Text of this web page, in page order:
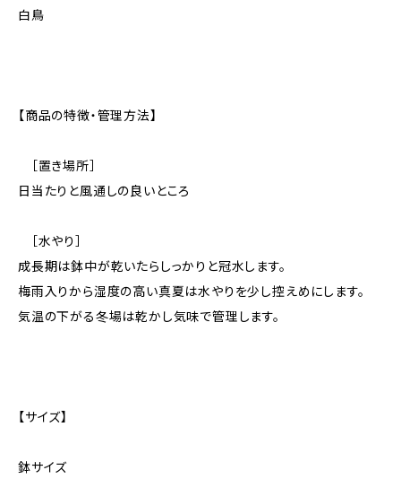
白鳥
【商品の特徴・管理方法】
［置き場所］
日当たりと風通しの良いところ
［水やり］
成長期は鉢中が乾いたらしっかりと冠水します。
梅雨入りから湿度の高い真夏は水やりを少し控えめにします。
気温の下がる冬場は乾かし気味で管理します。
【サイズ】
鉢サイズ